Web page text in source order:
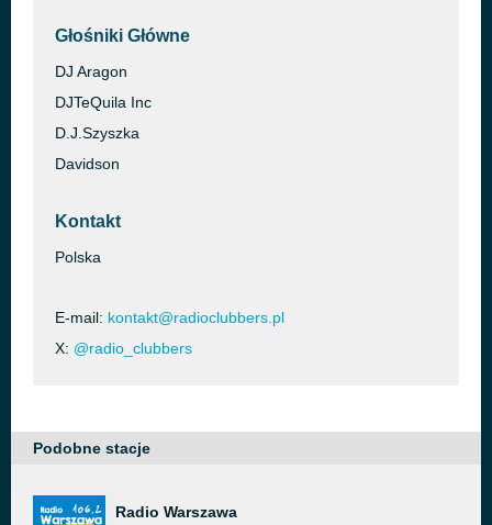
Głośniki Główne
DJ Aragon
DJTeQuila Inc
D.J.Szyszka
Davidson
Kontakt
Polska
E-mail: kontakt@radioclubbers.pl
X: @radio_clubbers
Podobne stacje
Radio Warszawa